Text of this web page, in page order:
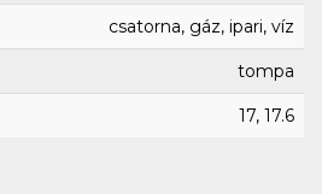
csatorna, gáz, ipari, víz
tompa
17, 17.6